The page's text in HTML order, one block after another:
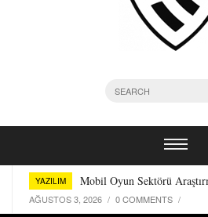
0 COMMENTS /
YAZILIM Mobil Oyun Sektörü
AĞUSTOS 3, 2026 / 0 COMMENTS /